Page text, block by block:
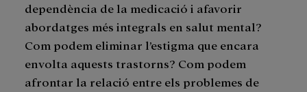
dependència de la medicació i afavorir
abordatges més integrals en salut mental?
Com podem eliminar l’estigma que encara
envolta aquests trastorns? Com podem
afrontar la relació entre els problemes de